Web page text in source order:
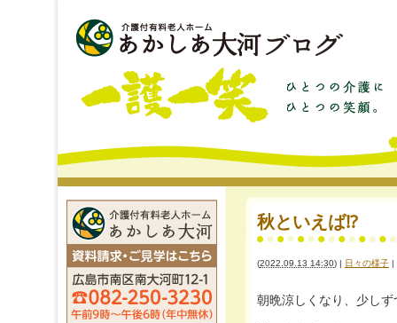
秋といえば⁉
(2022.09.13 14:30) | 日々の様子 |
朝晩涼しくなり、少し